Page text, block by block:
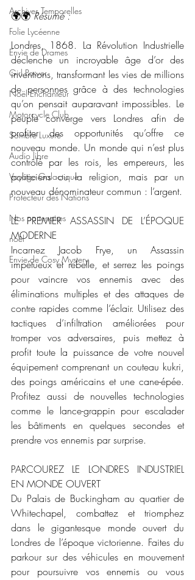
Archives Temporelles
Folie Lycéenne
Envie de Drames
Girl Power
Noël Enchanteur
Motorcycle Club
Sombre Luxure
Audio libre
Voyage Galactique
Protecteur des Nations
Nos partenaires
noêl
Envie de Cosy Mystery
🌍🌍 Résumé :
Londres, 1868. La Révolution Industrielle
déclenche un incroyable âge d’or des
inventions, transformant les vies de millions
de personnes grâce à des technologies
qu’on pensait auparavant impossibles. Le
peuple converge vers Londres afin de
profiter des opportunités qu’offre ce
nouveau monde. Un monde qui n’est plus
contrôlé par les rois, les empereurs, les
politiciens ou la religion, mais par un
nouveau dénominateur commun : l’argent.
LE PREMIER ASSASSIN DE L’ÉPOQUE
MODERNE
Incarnez Jacob Frye, un Assassin
impétueux et rebelle, et serrez les poings
pour vaincre vos ennemis avec des
éliminations multiples et des attaques de
contre rapides comme l’éclair. Utilisez des
tactiques d’infiltration améliorées pour
tromper vos adversaires, puis mettez à
profit toute la puissance de votre nouvel
équipement comprenant un couteau kukri,
des poings américains et une cane-épée.
Profitez aussi de nouvelles technologies
comme le lance-grappin pour escalader
les bâtiments en quelques secondes et
prendre vos ennemis par surprise.
PARCOUREZ LE LONDRES INDUSTRIEL
EN MONDE OUVERT
Du Palais de Buckingham au quartier de
Whitechapel, combattez et triomphez
dans le gigantesque monde ouvert du
Londres de l’époque victorienne. Faites du
parkour sur des véhicules en mouvement
pour poursuivre vos ennemis ou vous